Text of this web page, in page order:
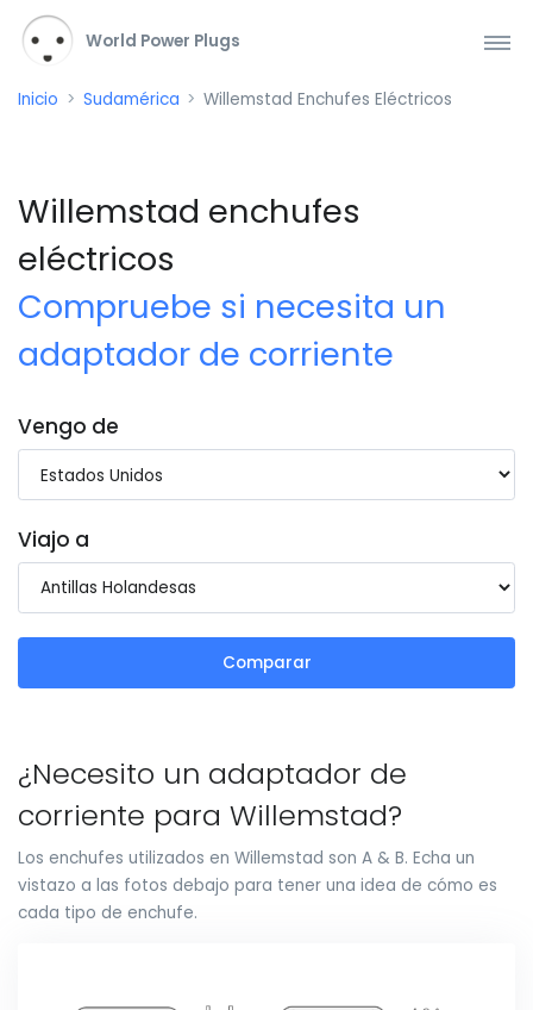
World Power Plugs
Inicio Sudamérica Willemstad Enchufes Eléctricos
Willemstad enchufes
eléctricos
Compruebe si necesita un
adaptador de corriente
Vengo de
Viajo a
Comparar
¿Necesito un adaptador de
corriente para Willemstad?
Los enchufes utilizados en Willemstad son A & B. Echa un
vistazo a las fotos debajo para tener una idea de cómo es
cada tipo de enchufe.